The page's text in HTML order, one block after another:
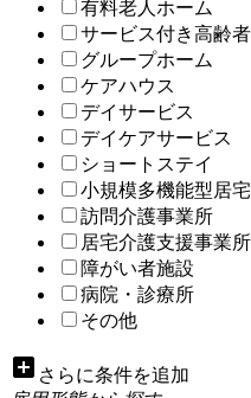
有料老人ホーム
サービス付き高齢
グループホーム
ケアハウス
デイサービス
デイケアサービス
ショートステイ
小規模多機能型居
訪問介護事業所
居宅介護支援事業所
障がい者施設
病院・診療所
その他
add_box さらに条件を追加